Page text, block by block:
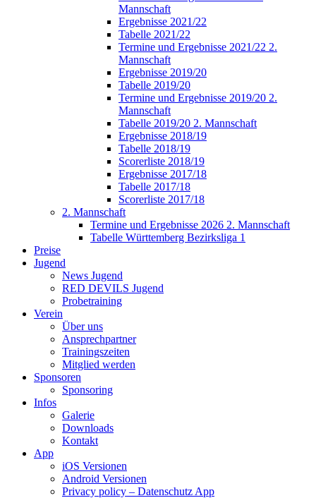
Mannschaft
Ergebnisse 2021/22
Tabelle 2021/22
Termine und Ergebnisse 2021/22 2.
Mannschaft
Ergebnisse 2019/20
Tabelle 2019/20
Termine und Ergebnisse 2019/20 2.
Mannschaft
Tabelle 2019/20 2. Mannschaft
Ergebnisse 2018/19
Tabelle 2018/19
Scorerliste 2018/19
Ergebnisse 2017/18
Tabelle 2017/18
Scorerliste 2017/18
2. Mannschaft
Termine und Ergebnisse 2026 2. Mannschaft
Tabelle Württemberg Bezirksliga 1
Preise
Jugend
News Jugend
RED DEVILS Jugend
Probetraining
Verein
Über uns
Ansprechpartner
Trainingszeiten
Mitglied werden
Sponsoren
Sponsoring
Infos
Galerie
Downloads
Kontakt
App
iOS Versionen
Android Versionen
Privacy policy – Datenschutz App